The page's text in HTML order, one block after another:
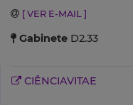
[ VER E-MAIL ]
Gabinete D2.33
CIÊNCIAVITAE